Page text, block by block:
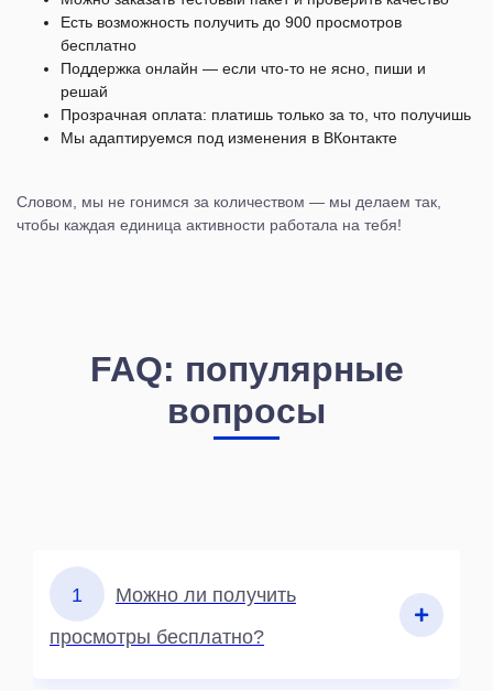
Есть возможность получить до 900 просмотров
бесплатно
Поддержка онлайн — если что-то не ясно, пиши и
решай
Прозрачная оплата: платишь только за то, что получишь
Мы адаптируемся под изменения в ВКонтакте
Словом, мы не гонимся за количеством — мы делаем так,
чтобы каждая единица активности работала на тебя!
FAQ: популярные
вопросы
1 Можно ли получить
просмотры бесплатно?